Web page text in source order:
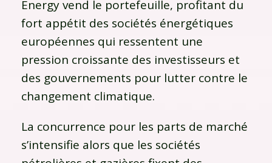
Energy vend le portefeuille, profitant du
fort appétit des sociétés énergétiques
européennes qui ressentent une
pression croissante des investisseurs et
des gouvernements pour lutter contre le
changement climatique.
La concurrence pour les parts de marché
s’intensifie alors que les sociétés